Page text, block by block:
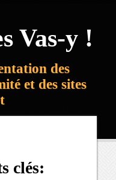
Vas-y !
des
et des sites
clés: